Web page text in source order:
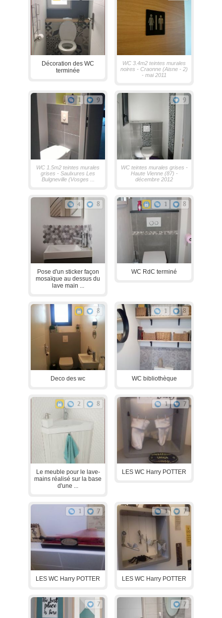
Décoration des WC
terminée
WC 3.4m2 teintes murales
noires - Craonne (Aisne - 2)
- mai 2011
1 9
WC 1.5m2 teintes murales
grises - Saulxures Les
Bulgneville (Vosges ...
9
WC teintes murales grises -
Haute Vienne (87) -
décembre 2012
4 8
Pose d'un sticker façon
mosaïque au dessus du
lave main ...
1 8
WC RdC terminé
8
Deco des wc
1 8
WC bibliothèque
2 8
Le meuble pour le lave-
mains réalisé sur la base
d'une ...
1 7
LES WC Harry POTTER
1 7
LES WC Harry POTTER
1 7
LES WC Harry POTTER
7 7